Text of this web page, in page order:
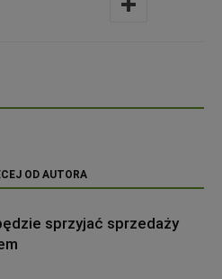
OD AUTORA
sprzyjać sprzedaży